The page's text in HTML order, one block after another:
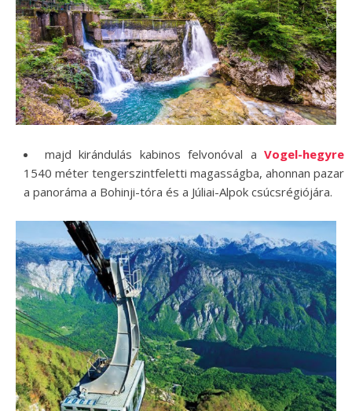
majd kirándulás kabinos felvonóval a Vogel-hegyre
1540 méter tengerszintfeletti magasságba, ahonnan pazar
a panoráma a Bohinji-tóra és a Júliai-Alpok csúcsrégiójára.